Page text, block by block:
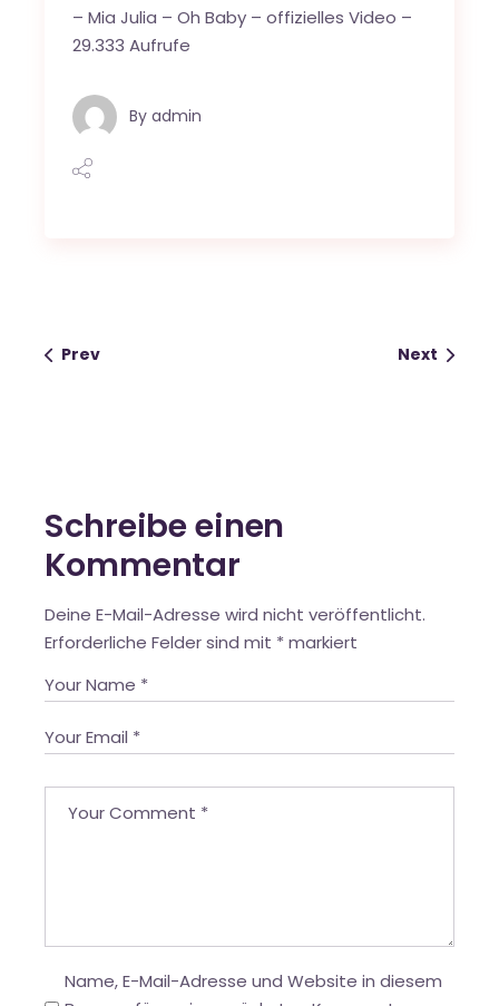
–Mia Julia – Oh Baby – offizielles Video –
29.333 Aufrufe
By admin
Prev Next
Schreibe einen
Kommentar
Deine E-Mail-Adresse wird nicht veröffentlicht.
Erforderliche Felder sind mit * markiert
Name, E-Mail-Adresse und Website in diesem